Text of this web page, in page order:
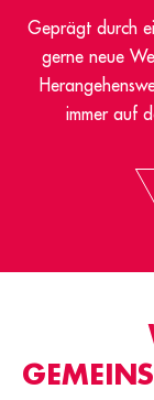
Geprägt durch
gerne neue
immer auf